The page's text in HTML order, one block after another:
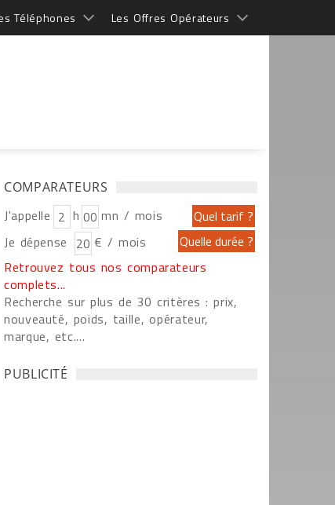
Téléphones Les Offres Opérateurs
COMPARATEURS
J'appelle h
mn / mois
Je dépense
€ / mois
Retrouvez tous nos comparateurs
complets...
Recherche sur plus de 30 critères : prix,
nouveauté, poids, taille, opérateur,
marque, etc....
PUBLICITÉ